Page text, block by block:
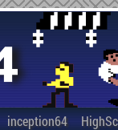
inception64